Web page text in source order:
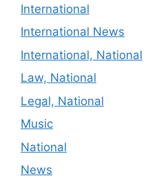
International
International News
International, National
Law, National
Legal, National
Music
National
News